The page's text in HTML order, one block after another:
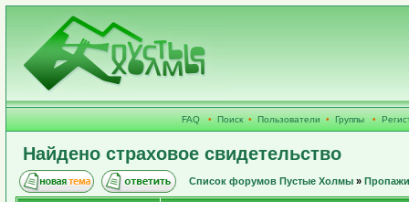
FAQ • Поиск • Пользователи • Группы •
Найдено страховое свидетельство
Список форумов Пустые Холмы »